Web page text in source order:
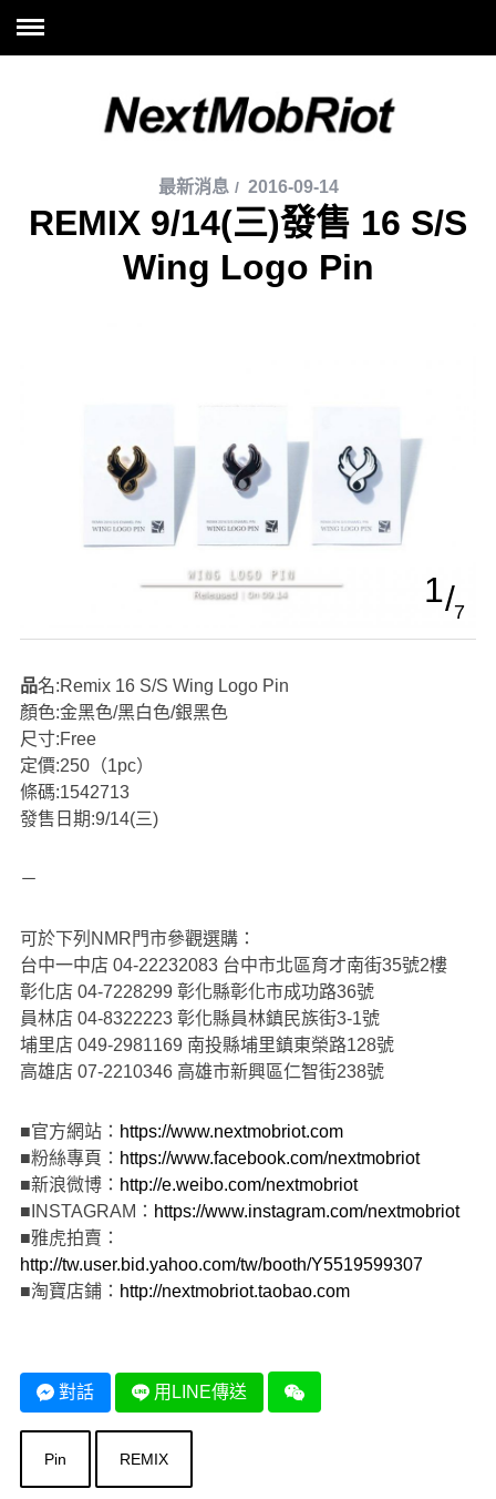
最新消息 2016-09-14
REMIX 9/14(三)發售 16 S/S
Wing Logo Pin
1
7
品名:Remix 16 S/S Wing Logo Pin
顏色:金黑色/黑白色/銀黑色
尺寸:Free
定價:250（1pc）
條碼:1542713
發售日期:9/14(三)
－
可於下列NMR門市參觀選購：
台中一中店 04-22232083 台中市北區育才南街35號2樓
彰化店 04-7228299 彰化縣彰化市成功路36號
員林店 04-8322223 彰化縣員林鎮民族街3-1號
埔里店 049-2981169 南投縣埔里鎮東榮路128號
高雄店 07-2210346 高雄市新興區仁智街238號
■官方網站： https://www.nextmobriot.com
■粉絲專頁： https://www.facebook.com/nextmobriot
■新浪微博： http://e.weibo.com/nextmobriot
■INSTAGRAM： https://www.instagram.com/nextmobriot
■雅虎拍賣：
http://tw.user.bid.yahoo.com/tw/booth/Y5519599307
■淘寶店鋪： http://nextmobriot.taobao.com
對話 用LINE傳送
Pin REMIX